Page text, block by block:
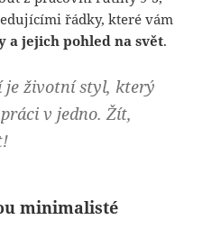
řádky, které vám
a jejich pohled na svět.
je životní styl, který
v jedno. Žít,
minimalisté